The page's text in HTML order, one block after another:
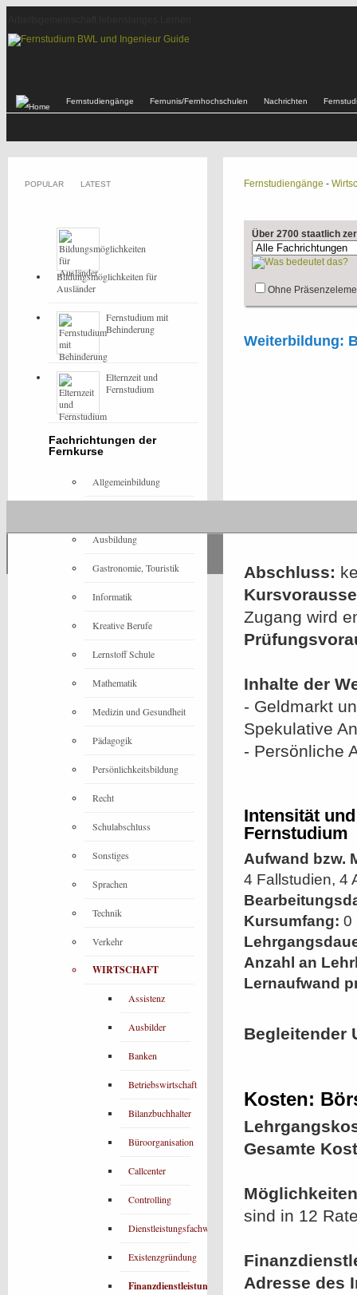
Fernstudiengänge Fernunis/Fernhochschulen Nachrichten
Fernstudiengänge -
Über 2700 staatlich
Ohne
Weiterbildung:
Abschluss:
Zugang wird
Inhalte der
- Geldmarkt
Spekulative
- Persönliche
Intensität
Fernstudium
Aufwand bzw.
4 Fallstudien, 4
Kursumfang: 0
Anzahl an
Lernaufwand
Begleitender
Kosten:
Gesamte
sind in 12
Adresse des
POPULAR LATEST
Bildungsmöglichkeiten für
Ausländer
Fernstudium mit
Behinderung
Elternzeit und
Fernstudium
Fachrichtungen der
Fernkurse
Allgemeinbildung
Ausbildung
Gastronomie, Touristik
Informatik
Kreative Berufe
Lernstoff Schule
Mathematik
Medizin und Gesundheit
Pädagogik
Persönlichkeitsbildung
Recht
Schulabschluss
Sonstiges
Sprachen
Technik
Verkehr
WIRTSCHAFT
Assistenz
Ausbilder
Banken
Betriebswirtschaft
Bilanzbuchhalter
Büroorganisation
Callcenter
Controlling
Dienstleistungsfachwirt
Existenzgründung
Finanzdienstleistungen